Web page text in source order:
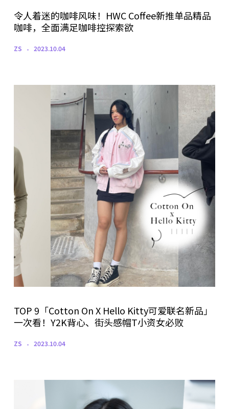
令人着迷的咖啡风味！HWC Coffee新推单品精品
咖啡，全面满足咖啡控探索欲
ZS 2023.10.04
TOP 9「Cotton On X Hello Kitty可爱联名新品」
一次看！Y2K背心、街头感帽T小资女必败
ZS 2023.10.04